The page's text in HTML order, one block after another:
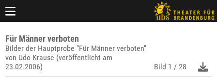
Für Männer verboten
Bilder der Hauptprobe "Für Männer verboten"
von Udo Krause (veröffentlicht am
23.02.2006)
Bild 1 / 28